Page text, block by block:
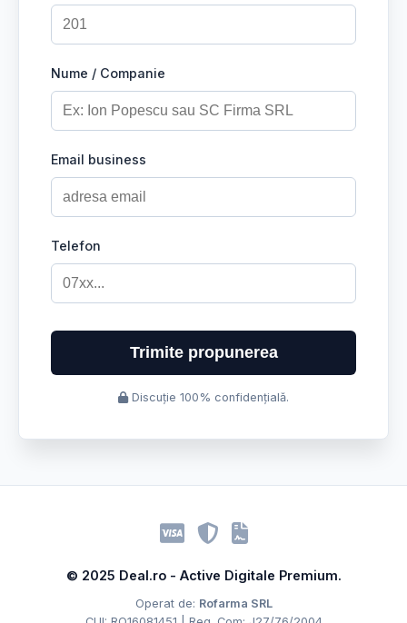
Nume / Companie
Email business
Telefon
Trimite propunerea
Discuție 100% confidențială.
© 2025 Deal.ro - Active Digitale Premium.
Operat de: Rofarma SRL